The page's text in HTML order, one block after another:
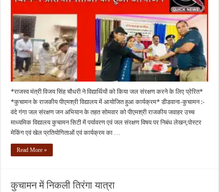
*राजस्व मंत्री विजय सिंह चौधरी ने विद्यार्थियों को किया जल संरक्षण करने के लिए प्रेरित*
*कुचामन के राजकीय पीएमश्री विद्यालय में आयोजित हुआ कार्यक्रम* डीडवाना-कुचामन :-
वंदे गंगा जल संरक्षण जन अभियान के तहत सोमवार को पीएमश्री राजकीय जवाहर उच्च
माध्यमिक विद्यालय कुचामन सिटी में पर्यावरण एवं जल संरक्षण विषय पर निबंध लेखन,पोस्टर
मेकिंग एवं खेल प्रतियोगिताओं एवं कार्यक्रम का …
Read More »
कुचामन में निकली तिरंगा यात्रा